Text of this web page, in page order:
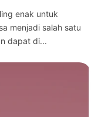
enak untuk
menjadi salah satu
dapat di...